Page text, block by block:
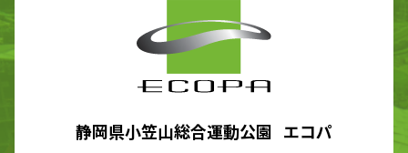
静岡県小笠山総合運動公園 エコパ